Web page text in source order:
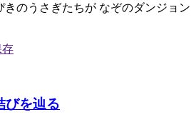
きのうさぎたちが なぞのダンジョン
びを辿る